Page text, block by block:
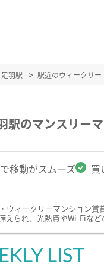
足羽駅 駅近のウィークリ
駅のマンスリー
移動がスムーズ 買
ウィークリーマンション
られ、光熱費やWi-Fiな
LIST